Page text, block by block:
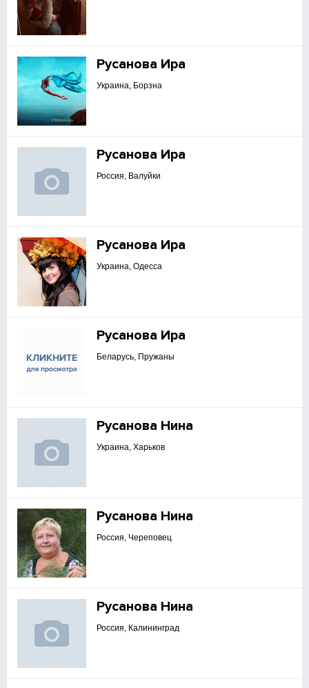
Русанова Ира
Украина, Борзна
Русанова Ира
Россия, Валуйки
Русанова Ира
Украина, Одесса
Русанова Ира
Беларусь, Пружаны
Русанова Нина
Украина, Харьков
Русанова Нина
Россия, Череповец
Русанова Нина
Россия, Калининград